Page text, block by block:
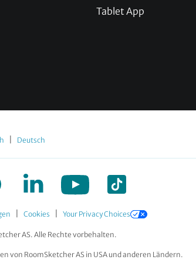
Tablet App
Deutsch
Cookies Your Privacy Choices
AS. Alle Rechte vorbehalten.
von RoomSketcher AS in USA und anderen Ländern.